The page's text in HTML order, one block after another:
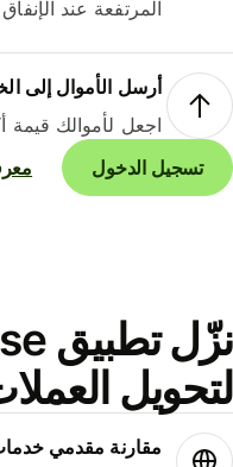
المرتفعة عند الإنفاق
أرسل الأموال إلى
اجعل لأموالك قيمة
تسجيل الدخول
مقارنة مقدمي خدمات